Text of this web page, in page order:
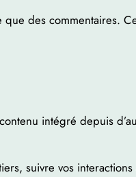
des commentaires.
intégré depuis
suivre vos interactions